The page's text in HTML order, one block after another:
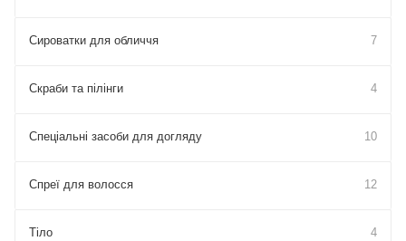
Сироватки для обличчя 7
Скраби та пілінги 4
Спеціальні засоби для догляду 10
Спреї для волосся 12
Тіло 4